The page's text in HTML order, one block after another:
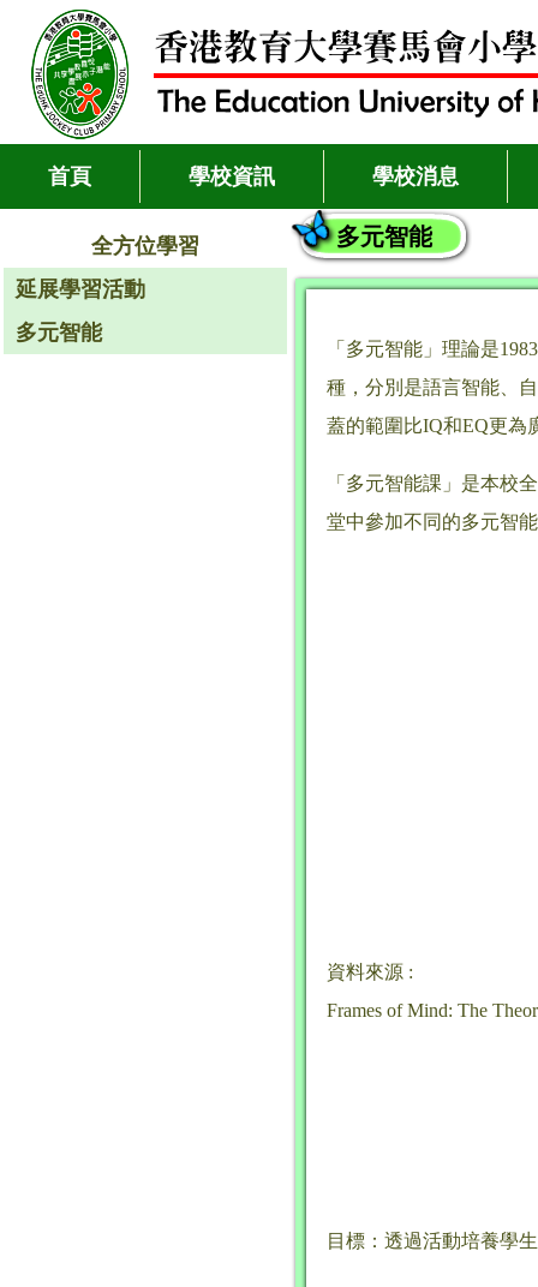
首頁 學校資訊 學校消息
全方位學習
延展學習活動
多元智能
多元智能
「多元智能」理論是
種，分別是語言智能、
蓋的範圍比IQ和EQ更為
「多元智能課」是本校
堂中參加不同的多元智
資料來源 :
Frames of Mind: The
目標：透過活動培養學